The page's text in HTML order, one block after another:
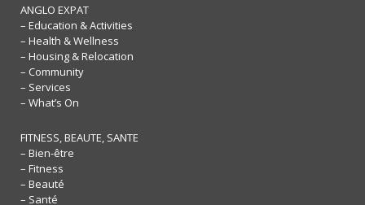
ANGLO EXPAT
– Education & Activities
– Health & Wellness
– Housing & Relocation
– Community
– Services
– What’s On
FITNESS, BEAUTE, SANTE
– Bien-être
– Fitness
– Beauté
– Santé